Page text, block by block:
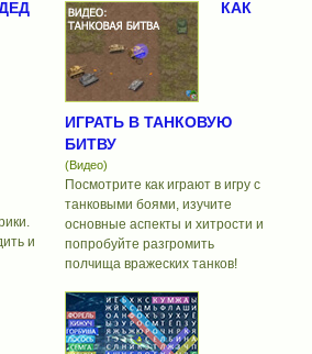
и
КАК
ИГРАТЬ В ТАНКОВУЮ
БИТВУ
(Видео)
Посмотрите как играют в игру с
танковыми боями, изучите
основные аспекты и хитрости и
попробуйте разгромить
полчища вражеских танков!